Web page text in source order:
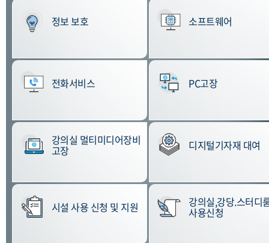
정보 보호 소프트웨어
전화서비스 PC고장
강의실 멀티미디어장비
고장 디지털기자재 대여
시설 사용 신청 및 지원 강의실,강당.스터디
사용신청